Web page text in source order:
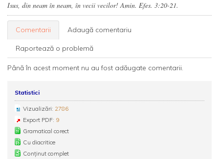
Isus, din neam în neam, în vecii vecilor! Amin. Efes. 3:20-21.
Comentarii Adaugă comentariu
Raportează o problemă
Până în acest moment nu au fost adăugate comentarii.
Statistici
Vizualizări: 2786
Export PDF: 9
Gramatical corect
Cu diacritice
Conținut complet